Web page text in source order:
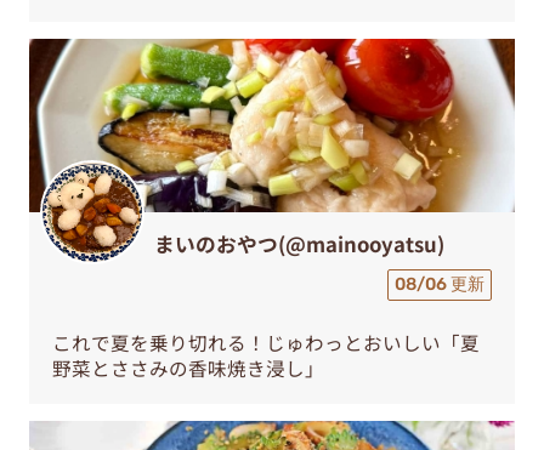
まいのおやつ(@mainooyatsu)
08/06 更新
これで夏を乗り切れる！じゅわっとおいしい「夏
野菜とささみの香味焼き浸し」